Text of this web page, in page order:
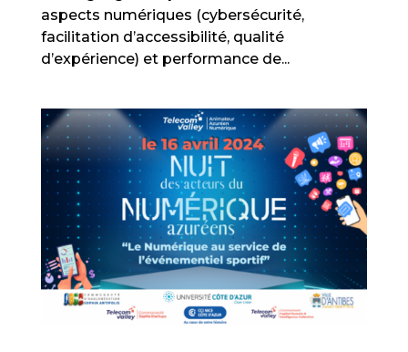
aspects numériques (cybersécurité,
facilitation d’accessibilité, qualité
d’expérience) et performance de...